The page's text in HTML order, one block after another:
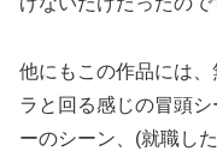
他にもこの作品には
ラと回る感じの冒頭
ーのシーン、(就職し